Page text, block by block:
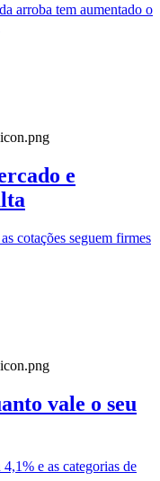
arroba tem aumentado o
e
cotações seguem firmes
vale o seu
e as categorias de